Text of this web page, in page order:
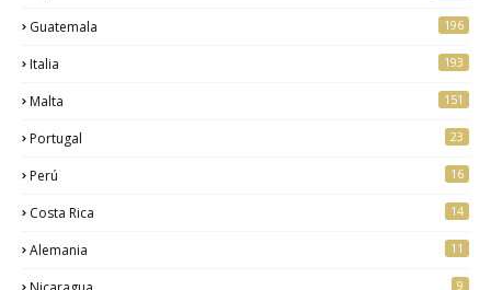
Guatemala 196
Italia 193
Malta 151
Portugal 23
Perú 16
Costa Rica 14
Alemania 11
9